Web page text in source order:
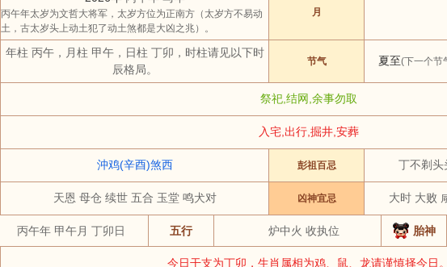
虎 兔
丙午年太岁为文哲大将军，太岁方位为正南方（太岁方不易动
土，古太岁头上动土犯了动土煞都是大凶之兆）。
月
年柱 丙午，月柱 甲午，日柱 丁卯，时柱请见以下时
辰格局。
节气 夏至(下一个节
祭祀,结网,余事勿取
入宅,出行,掘井,安葬
沖鸡(辛酉)煞西 彭祖百忌 丁不剃头
天恩 母仓 续世 五合 玉堂 鸣犬对 凶神宜忌 大时 大败
丙午年 甲午月 丁卯日 五行 炉中火 收执位 胎神
今日干支为丁卯，生肖属相为鸡、鼠、龙请谨慎择今日